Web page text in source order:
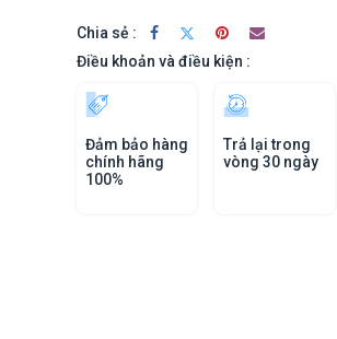
Chia sẻ :
Điều khoản và điều kiện :
Đảm bảo hàng
chính hãng
100%
Trả lại trong
vòng 30 ngày